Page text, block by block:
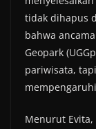
tidak dihapus
bahwa
Geopark
pariwisata,
Menurut